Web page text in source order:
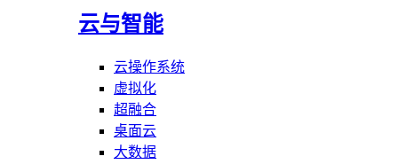
云与智能
云操作系统
虚拟化
超融合
桌面云
大数据